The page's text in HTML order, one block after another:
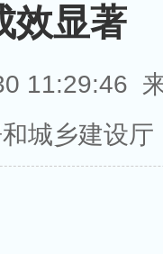
效显著
11:29:46
城乡建设厅